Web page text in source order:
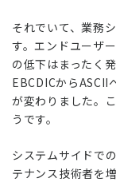
それでいて、業務
す。エンドユーザ
の低下はまったく
EBCDICからASCII
が変わりました。
うです。
システムサイドで
テナンス技術者を